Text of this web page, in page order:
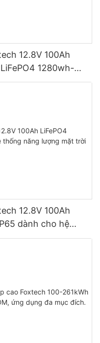
12.8V 100Ah
1280wh-
12.8V 100Ah
dành cho hệ
đình